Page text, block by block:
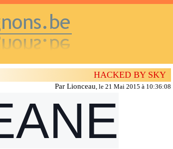
HACKED BY SKY
Par Lionceau, le 21 Mai 2015 à 10:36:08